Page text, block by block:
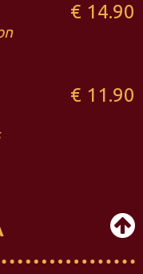
€ 14.90
€ 11.90